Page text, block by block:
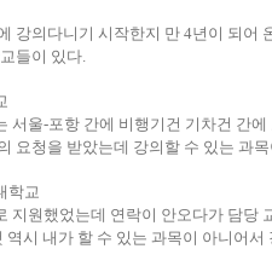
강의다니기 시작한지 만 4년이 되어
들이 있다.
서울-포항 간에 비행기건 기차건 간
요청을 받았는데 강의할 수 있는 과
학교
지원했었는데 연락이 안오다가 담당
역시 내가 할 수 있는 과목이 아니어서